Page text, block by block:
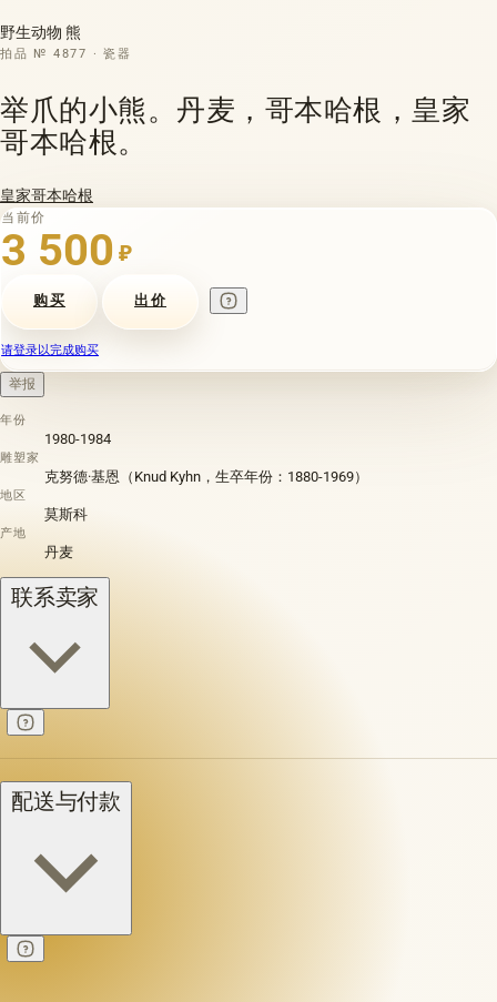
野生动物 熊
拍品 № 4877 · 瓷器
举爪的小熊。丹麦，哥本哈根，皇家
哥本哈根。
皇家哥本哈根
当前价
3 500 ₽
购买 出价
请登录以完成购买
举报
年份
1980-1984
雕塑家
克努德·基恩（Knud Kyhn，生卒年份：1880-1969）
地区
莫斯科
产地
丹麦
联系卖家
配送与付款